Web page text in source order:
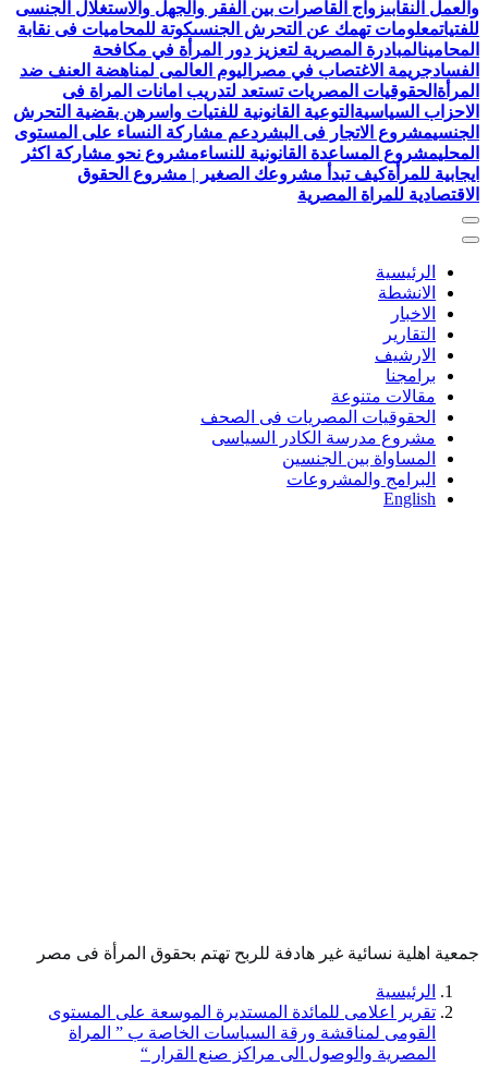
والعمل النقابىزواج القاصرات بين الفقر والجهل والاستغلال الجنسى
للفتياتمعلومات تهمك عن التحرش الجنسىكوتة للمحاميات فى نقابة
المحامينالمبادرة المصرية لتعزيز دور المرأة في مكافحة
الفسادجريمة الاغتصاب في مصر اليوم العالمى لمناهضة العنف ضد
المرأة الحقوقيات المصريات تستعد لتدريب امانات المراة فى
الاحزاب السياسية التوعية القانونية للفتيات واسرهن بقضية التحرش
الجنسيمشروع الاتجار فى البشر دعم مشاركة النساء على المستوى
المحليمشروع المساعدة القانونية للنساءمشروع نحو مشاركة اكثر
ايجابية للمرأةكيف تبدأ مشروعك الصغير | مشروع الحقوق
الاقتصادية للمراة المصرية
الرئيسية
الانشطة
الاخبار
التقارير
الارشيف
برامجنا
مقالات متنوعة
الحقوقيات المصريات فى الصحف
مشروع مدرسة الكادر السياسى
المساواة بين الجنسين
البرامج والمشروعات
English
جمعية اهلية نسائية غير هادفة للربح تهتم بحقوق المرأة فى مصر
الرئيسية
تقرير اعلامى للمائدة المستديرة الموسعة على المستوى
القومى لمناقشة ورقة السياسات الخاصة ب ” المراة
المصرية والوصول الى مراكز صنع القرار “